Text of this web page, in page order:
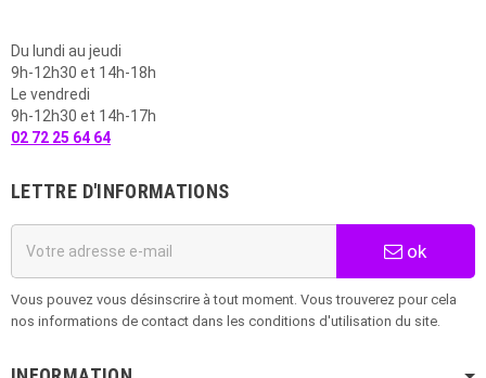
Du lundi au jeudi
9h-12h30 et 14h-18h
Le vendredi
9h-12h30 et 14h-17h
02 72 25 64 64
LETTRE D'INFORMATIONS
ok
Vous pouvez vous désinscrire à tout moment. Vous trouverez pour cela
nos informations de contact dans les conditions d'utilisation du site.